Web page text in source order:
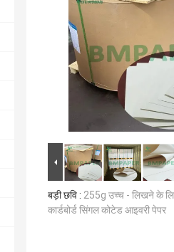
बड़ी छवि : 255g उच्च - लिखने के
कार्डबोर्ड सिंगल कोटेड आइवरी पेपर